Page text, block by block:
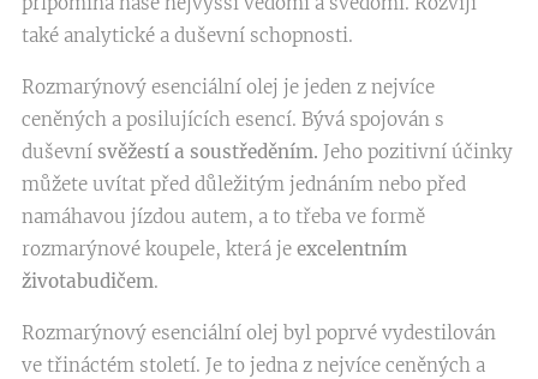
také analytické a duševní schopnosti.
Rozmarýnový esenciální olej je jeden z nejvíce
ceněných a posilujících esencí. Bývá spojován s
duševní svěžestí a soustředěním. Jeho pozitivní účinky
můžete uvítat před důležitým jednáním nebo před
namáhavou jízdou autem, a to třeba ve formě
rozmarýnové koupele, která je excelentním
životabudičem.
Rozmarýnový esenciální olej byl poprvé vydestilován
ve třináctém století. Je to jedna z nejvíce ceněných a